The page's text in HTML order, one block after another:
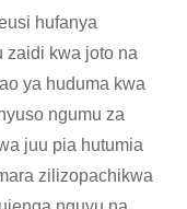
hufanya
zaidi kwa joto na
ya huduma kwa
ngumu za
juu pia hutumia
zilizopachikwa